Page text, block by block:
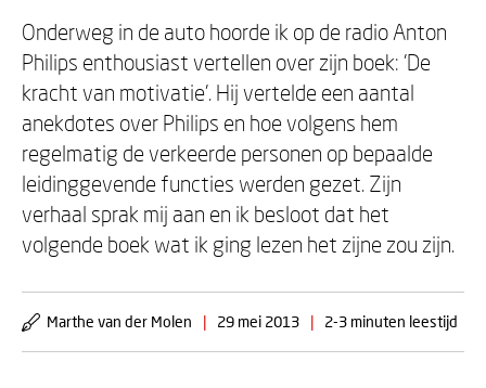
Onderweg in de auto hoorde ik op de radio Anton
Philips enthousiast vertellen over zijn boek: 'De
kracht van motivatie'. Hij vertelde een aantal
anekdotes over Philips en hoe volgens hem
regelmatig de verkeerde personen op bepaalde
leidinggevende functies werden gezet. Zijn
verhaal sprak mij aan en ik besloot dat het
volgende boek wat ik ging lezen het zijne zou zijn.
Marthe van der Molen | 29 mei 2013 | 2-3 minuten leestijd